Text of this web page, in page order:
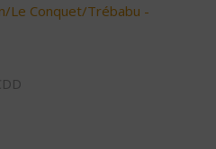
Le Conquet/Trébabu -